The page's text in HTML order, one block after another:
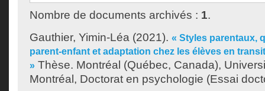
Nombre de documents archivés : 1.
Gauthier, Yimin-Léa (2021). « Styles parentaux,
parent-enfant et adaptation chez les élèves en
» Thèse. Montréal (Québec, Canada),
Montréal, Doctorat en psychologie (Essai